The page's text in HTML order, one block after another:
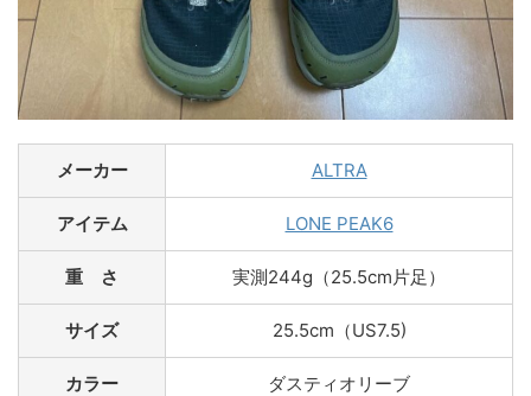
メーカー ALTRA
アイテム LONE PEAK6
重 さ 実測244g（25.5cm片足）
サイズ 25.5cm（US7.5)
カラー ダスティオリーブ